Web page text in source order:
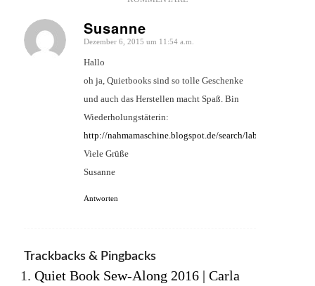
Susanne
sagte:
Dezember 6, 2015 um 11:54 a.m.
Hallo
oh ja, Quietbooks sind so tolle Geschenke
und auch das Herstellen macht Spaß. Bin
Wiederholungstäterin:
http://nahmamaschine.blogspot.de/search/label/Quietbook
Viele Grüße
Susanne
Antworten
Trackbacks & Pingbacks
Quiet Book Sew-Along 2016 | Carla